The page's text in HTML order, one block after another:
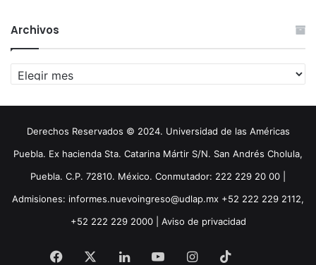
Archivos
Archivos
Derechos Reservados © 2024. Universidad de las Américas
Puebla. Ex hacienda Sta. Catarina Mártir S/N. San Andrés Cholula,
Puebla. C.P. 72810. México. Conmutador: 222 229 20 00 |
Admisiones: informes.nuevoingreso@udlap.mx +52 222 229 2112,
+52 222 229 2000 | Aviso de privacidad
Facebook LinkedInYouTubeInstagram